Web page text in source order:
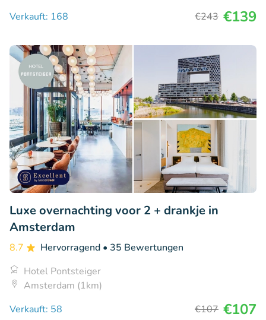
Verkauft: 168
€243 €139
Luxe overnachting voor 2 + drankje in
Amsterdam
8.7 Hervorragend • 35 Bewertungen
Hotel Pontsteiger
Amsterdam (1km)
Verkauft: 58
€107 €107